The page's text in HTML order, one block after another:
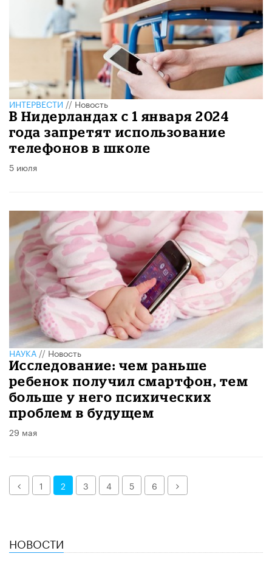
ИНТЕРВЕСТИ//Новость
В Нидерландах с 1 января 2024
года запретят использование
телефонов в школе
5 июля
НАУКА//Новость
Исследование: чем раньше
ребенок получил смартфон, тем
больше у него психических
проблем в будущем
29 мая
Назад1 2 3 4 5 6 Далее
НОВОСТИ